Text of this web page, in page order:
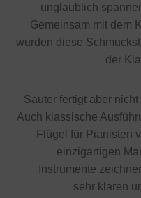
unglaublich
Gemeinsam mit dem
wurden diese
der
Sauter fertigt aber
Auch klassische
Flügel für Pianisten
einzigartigen
Instrumente
sehr klaren